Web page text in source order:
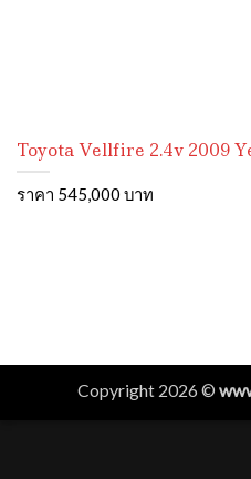
Toyota Vellfire 2.4v 2009
ราคา 545,000 บาท
Copyright 2026 ©